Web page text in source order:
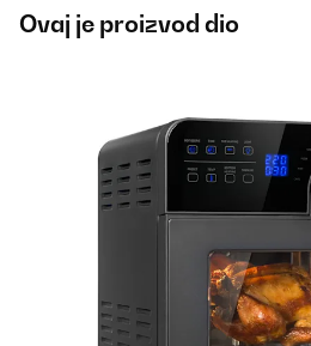
Ovaj je proizvod dio